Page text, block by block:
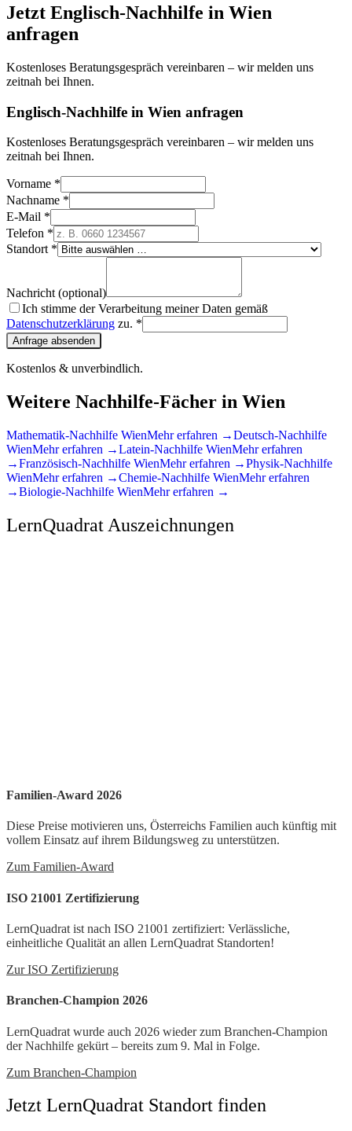
Jetzt Englisch-Nachhilfe in Wien
anfragen
Kostenloses Beratungsgespräch vereinbaren – wir melden uns
zeitnah bei Ihnen.
Englisch-Nachhilfe in Wien anfragen
Kostenloses Beratungsgespräch vereinbaren – wir melden uns
zeitnah bei Ihnen.
Vorname *
Nachname *
E-Mail *
Telefon *
Standort *
Nachricht (optional)
Ich stimme der Verarbeitung meiner Daten gemäß
Datenschutzerklärung zu. *
Anfrage absenden
Kostenlos & unverbindlich.
Weitere Nachhilfe-Fächer in Wien
Mathematik-Nachhilfe WienMehr erfahren →Deutsch-Nachhilfe
WienMehr erfahren →Latein-Nachhilfe WienMehr erfahren
→Französisch-Nachhilfe WienMehr erfahren →Physik-Nachhilfe
WienMehr erfahren →Chemie-Nachhilfe WienMehr erfahren
→Biologie-Nachhilfe WienMehr erfahren →
LernQuadrat Auszeichnungen
Familien-Award 2026
Diese Preise motivieren uns, Österreichs Familien auch künftig mit
vollem Einsatz auf ihrem Bildungsweg zu unterstützen.
Zum Familien-Award
ISO 21001 Zertifizierung
LernQuadrat ist nach ISO 21001 zertifiziert: Verlässliche,
einheitliche Qualität an allen LernQuadrat Standorten!
Zur ISO Zertifizierung
Branchen-Champion 2026
LernQuadrat wurde auch 2026 wieder zum Branchen-Champion
der Nachhilfe gekürt – bereits zum 9. Mal in Folge.
Zum Branchen-Champion
Jetzt LernQuadrat Standort finden